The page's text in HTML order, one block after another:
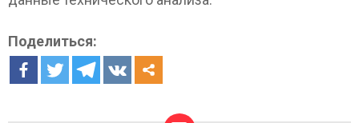
Поделиться: